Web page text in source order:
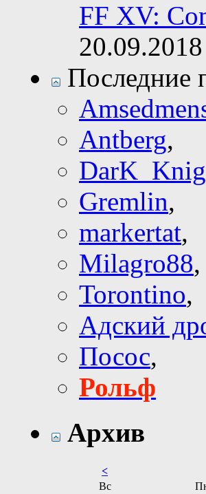
FF XV:
20.09.2018
Последние
Antberg,
Gremlin,
markertat,
Milagro88,
Torontino,
Адский
Посос,
Рольф
Архив
<
Вс